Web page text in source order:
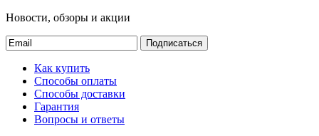
Новости, обзоры и акции
Подписаться
Как купить
Способы оплаты
Способы доставки
Гарантия
Вопросы и ответы